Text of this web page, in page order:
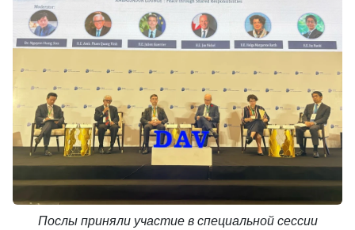
Послы приняли участие в специальной сессии